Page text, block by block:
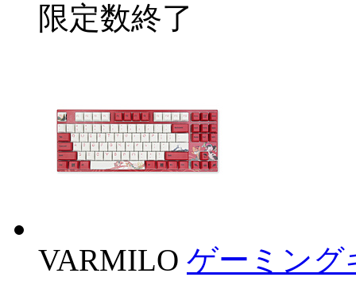
限定数終了
VARMILO ゲーミング